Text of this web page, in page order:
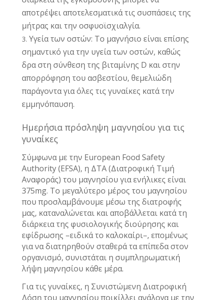
αποτρέψει αποτελεσματικά τις συσπάσεις της
μήτρας και την οσφυοϊσχιαλγία.
Υγεία των οστών: Το μαγνήσιο είναι επίσης
σημαντικό για την υγεία των οστών, καθώς
δρα στη σύνθεση της βιταμίνης D και στην
απορρόφηση του ασβεστίου, θεμελιώδη
παράγοντα για όλες τις γυναίκες κατά την
εμμηνόπαυση.
Ημερήσια πρόσληψη μαγνησίου για τις
γυναίκες
Σύμφωνα με την European Food Safety
Authority (EFSA), η ΔΤΑ (Διατροφική Τιμή
Αναφοράς) του μαγνησίου για ενήλικες είναι
375mg. Το μεγαλύτερο μέρος του μαγνησίου
που προσλαμβάνουμε μέσω της διατροφής
μας, καταναλώνεται και αποβάλλεται κατά τη
διάρκεια της φυσιολογικής διούρησης και
εφίδρωσης –ειδικά το καλοκαίρι–, επομένως
για να διατηρηθούν σταθερά τα επίπεδα στον
οργανισμό, συνιστάται η συμπληρωματική
λήψη μαγνησίου κάθε μέρα.
Για τις γυναίκες, η Συνιστώμενη Διατροφική
Δόση του μαγνησίου ποικίλλει ανάλογα με την